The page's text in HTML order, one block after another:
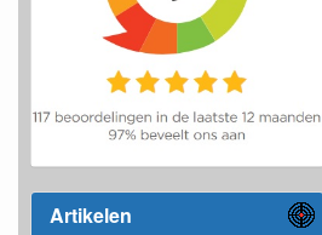
Artikelen